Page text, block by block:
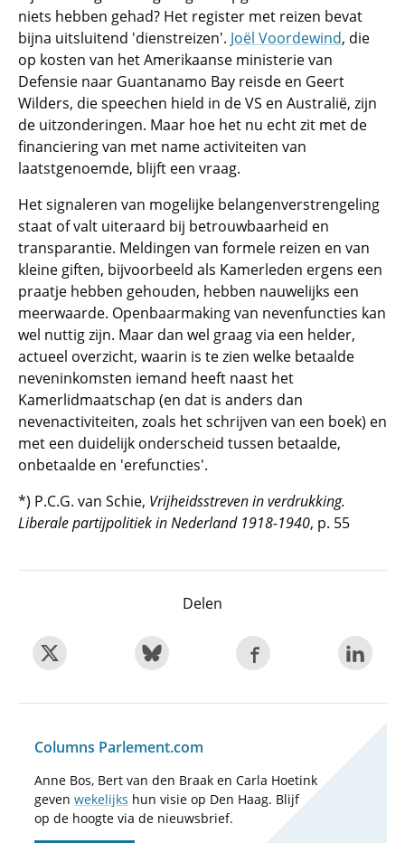
niets hebben gehad? Het register met reizen bevat
bijna uitsluitend 'dienstreizen'. Joël Voordewind, die
op kosten van het Amerikaanse ministerie van
Defensie naar Guantanamo Bay reisde en Geert
Wilders, die speechen hield in de VS en Australië, zijn
de uitzonderingen. Maar hoe het nu echt zit met de
financiering van met name activiteiten van
laatstgenoemde, blijft een vraag.
Het signaleren van mogelijke belangenverstrengeling
staat of valt uiteraard bij betrouwbaarheid en
transparantie. Meldingen van formele reizen en van
kleine giften, bijvoorbeeld als Kamerleden ergens een
praatje hebben gehouden, hebben nauwelijks een
meerwaarde. Openbaarmaking van nevenfuncties kan
wel nuttig zijn. Maar dan wel graag via een helder,
actueel overzicht, waarin is te zien welke betaalde
neveninkomsten iemand heeft naast het
Kamerlidmaatschap (en dat is anders dan
nevenactiviteiten, zoals het schrijven van een boek) en
met een duidelijk onderscheid tussen betaalde,
onbetaalde en 'erefuncties'.
*) P.C.G. van Schie, Vrijheidsstreven in verdrukking.
Liberale partijpolitiek in Nederland 1918-1940, p. 55
Delen
Columns Parlement.com
Anne Bos, Bert van den Braak en Carla Hoetink
geven wekelijks hun visie op Den Haag. Blijf
op de hoogte via de nieuwsbrief.